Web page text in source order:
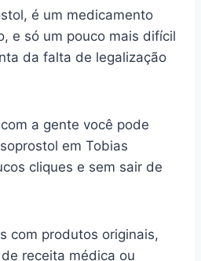
é um medicamento
e só um pouco mais difícil
da falta de legalização
a gente você pode
em Tobias
cliques e sem sair de
com produtos originais,
receita médica ou